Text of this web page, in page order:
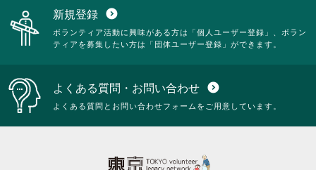
新規登録 expand_circle_down
ボランティア活動に興味がある方は「個人ユーザー登録」、ボラン
ティアを募集したい方は「団体ユーザー登録」ができます。
よくある質問・お問い合わせ expand_circle_down
よくある質問とお問い合わせフォームをご用意しています。